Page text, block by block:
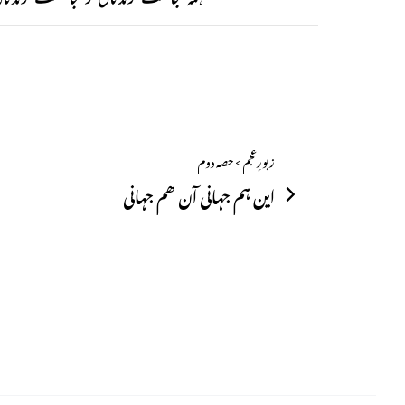
زبورِعجم > حصہ دوم
این ہم جہانی آن ھم جہانی